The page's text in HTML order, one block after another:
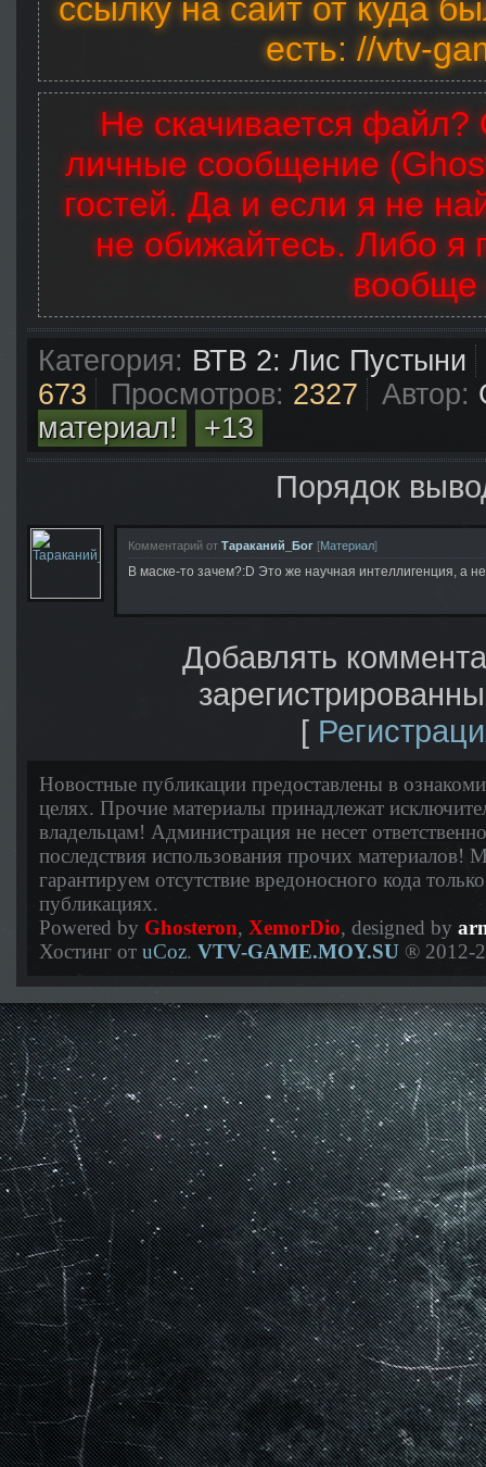
ссылку на сайт от куда
есть: //vtv-
Не скачивается файл?
личные сообщение
гостей. Да и если я не
не обижайтесь. Либо я
вообще
Категория: ВТВ 2: Лис Пустыни
673
Просмотров: 2327 Автор:
материал!
+13
Порядок
Комментарий от Тараканий_Бог [Материал]
В маске-то зачем?:D Это же научная интеллигенция, а
Добавлять
[
Новостные публикации предоставлены в
целях. Прочие материалы принадлежат
владельцам! Администрация не несет
последствия использования прочих материалов!
гарантируем отсутствие вредоносного кода
публикациях.
Powered by Ghosteron, XemorDio, designed by
Хостинг от uCoz. VTV-GAME.MOY.SU ® 2012-